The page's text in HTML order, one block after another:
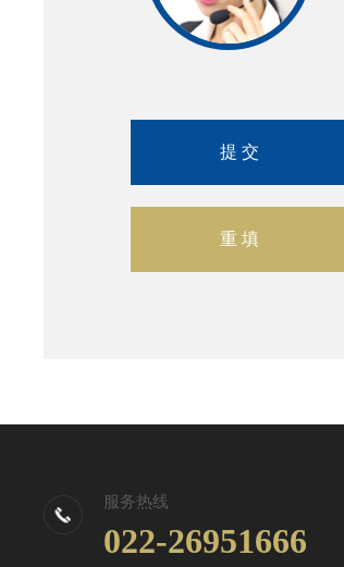
服务热线
022-26951666